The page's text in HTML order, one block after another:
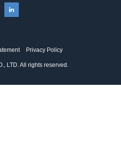
Privacy Policy
LTD. All rights reserved.